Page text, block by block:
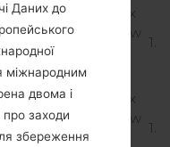
Android 6.0.x
Marshmallow
Mirror
Release
Android 6.0.x
Marshmallow
Mirror
Даних до
міжнародним
двома і
заходи
збереження